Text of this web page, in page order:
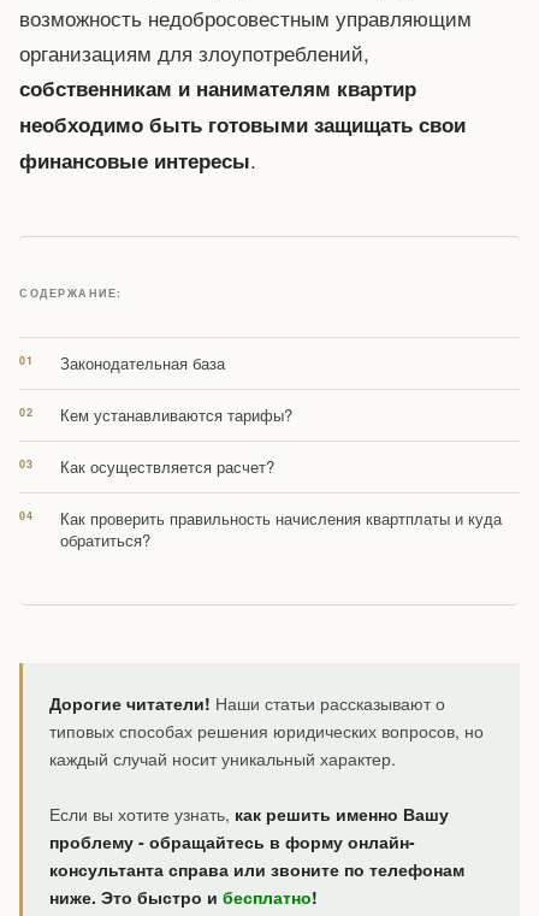
возможность недобросовестным управляющим
организациям для злоупотреблений,
собственникам и нанимателям квартир
необходимо быть готовыми защищать свои
финансовые интересы.
СОДЕРЖАНИЕ:
Законодательная база
Кем устанавливаются тарифы?
Как осуществляется расчет?
Как проверить правильность начисления квартплаты и куда
обратиться?
Дорогие читатели! Наши статьи рассказывают о
типовых способах решения юридических вопросов, но
каждый случай носит уникальный характер.
Если вы хотите узнать, как решить именно Вашу
проблему - обращайтесь в форму онлайн-
консультанта справа или звоните по телефонам
ниже. Это быстро и бесплатно!